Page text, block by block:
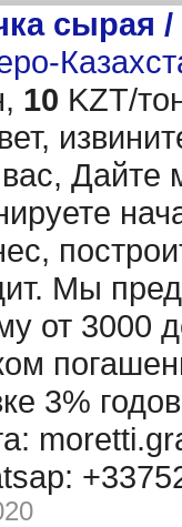
сырая /
10 KZT/
Дайте
Мы
от 3000
3%